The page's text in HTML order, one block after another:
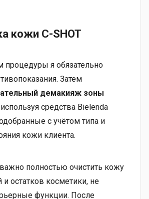
кожи C-SHOT
процедуры я обязательно
Затем
демакияж зоны
средства Bielenda
с учётом типа и
кожи клиента.
полностью очистить кожу
и остатков косметики, не
функции. После